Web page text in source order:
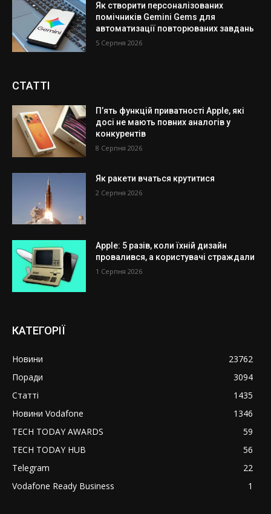
Як створити персоналізованих
помічників Gemini Gems для
автоматизації повторюваних завдань
5 Серпня 2026
СТАТТІ
П’ять функцій приватності Apple, які
досі не мають повних аналогів у
конкурентів
8 Серпня 2026
Як ракети вчаться крутитися
2 Серпня 2026
Apple: 5 разів, коли їхній дизайн
провалився, а користувачі страждали
1 Серпня 2026
КАТЕГОРІЇ
Новини
23762
Поради
3094
Статті
1435
Новини Vodafone
1346
TECH TODAY AWARDS
59
TECH TODAY HUB
56
Telegram
22
Vodafone Ready Business
1